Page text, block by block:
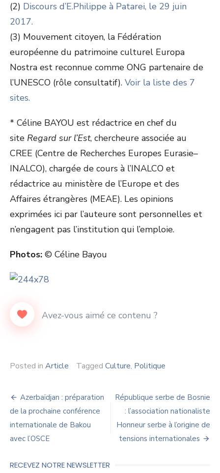
(2) Discours d’E.Philippe à Patarei, le 29 juin
2017.
(3) Mouvement citoyen, la Fédération
européenne du patrimoine culturel Europa
Nostra est reconnue comme ONG partenaire de
l’UNESCO (rôle consultatif). Voir la liste des 7
sites.
* Céline BAYOU est rédactrice en chef du
site Regard sur l’Est, chercheure associée au
CREE (Centre de Recherches Europes Eurasie–
INALCO), chargée de cours à l’INALCO et
rédactrice au ministère de l’Europe et des
Affaires étrangères (MEAE). Les opinions
exprimées ici par l’auteure sont personnelles et
n’engagent pas l’institution qui l’emploie.
Photos: © Céline Bayou
Posted in Article Tagged Culture, Politique
Navigation
de
l’article
Azerbaïdjan : préparation
de la prochaine conférence
internationale de Bakou
avec l’OSCE
République serbe de Bosnie
: l’association nationaliste
Honneur serbe à l’origine de
tensions internationales
RECEVEZ NOTRE NEWSLETTER